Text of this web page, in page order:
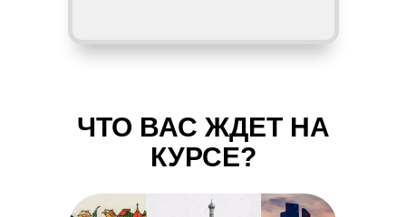
ЧТО ВАС ЖДЕТ НА
КУРСЕ?